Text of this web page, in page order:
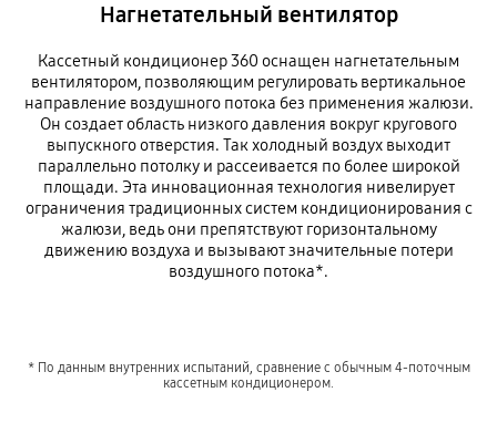
Нагнетательный вентилятор
Кассетный кондиционер 360 оснащен нагнетательным
вентилятором, позволяющим регулировать вертикальное
направление воздушного потока без применения жалюзи.
Он создает область низкого давления вокруг кругового
выпускного отверстия. Так холодный воздух выходит
параллельно потолку и рассеивается по более широкой
площади. Эта инновационная технология нивелирует
ограничения традиционных систем кондиционирования с
жалюзи, ведь они препятствуют горизонтальному
движению воздуха и вызывают значительные потери
воздушного потока*.
* По данным внутренних испытаний, сравнение с обычным 4-поточным
кассетным кондиционером.